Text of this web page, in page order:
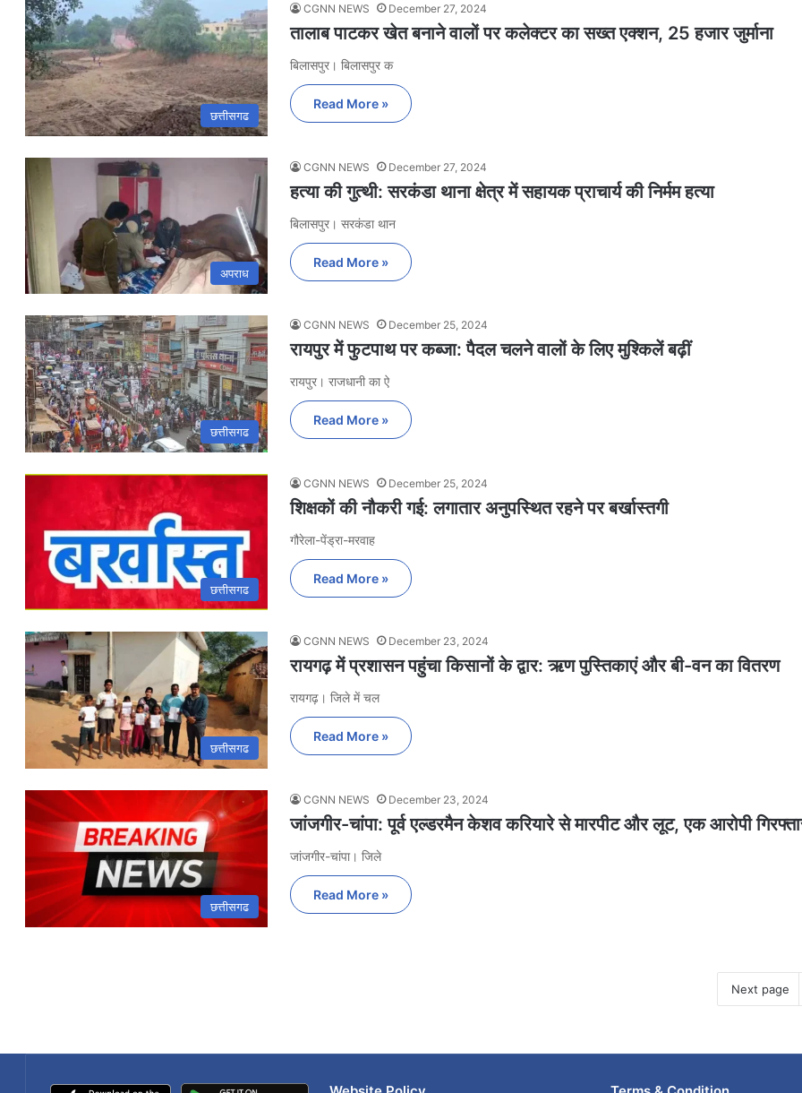
छत्तीसगढ
CGNN NEWS December 27, 2024
तालाब पाटकर खेत बनाने वालों पर कलेक्टर का सख्त एक्शन, 25 हजार जुर्माना
बिलासपुर। बिलासपुर क
Read More »
अपराध
CGNN NEWS December 27, 2024
हत्या की गुत्थी: सरकंडा थाना क्षेत्र में सहायक प्राचार्य की निर्मम हत्या
बिलासपुर। सरकंडा थान
Read More »
छत्तीसगढ
CGNN NEWS December 25, 2024
रायपुर में फुटपाथ पर कब्जा: पैदल चलने वालों के लिए मुश्किलें बढ़ीं
रायपुर। राजधानी का ऐ
Read More »
छत्तीसगढ
CGNN NEWS December 25, 2024
शिक्षकों की नौकरी गई: लगातार अनुपस्थित रहने पर बर्खास्तगी
गौरेला-पेंड्रा-मरवाह
Read More »
छत्तीसगढ
CGNN NEWS December 23, 2024
रायगढ़ में प्रशासन पहुंचा किसानों के द्वार: ऋण पुस्तिकाएं और बी-वन का वितरण
रायगढ़। जिले में चल
Read More »
छत्तीसगढ
CGNN NEWS December 23, 2024
जांजगीर-चांपा: पूर्व एल्डरमैन केशव करियारे से मारपीट और लूट, एक आरोपी
जांजगीर-चांपा। जिले
Read More »
Next page